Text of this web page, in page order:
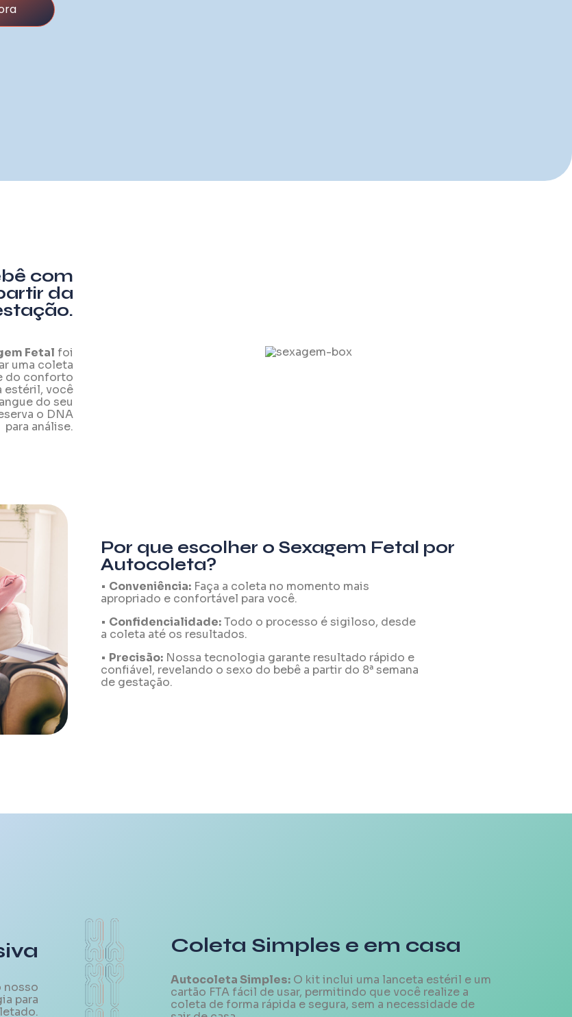
com
da
Fetal foi
uma coleta
do conforto
estéril, você
do seu
o DNA
para análise.
Por que escolher 0 Sexagem Fetal por
Autocoleta?
• Conveniência:Faça a coleta no momento mais
apropriado e confortável para você.
• Confidencialidade:Todo o processo é sigiloso, desde
a coleta até os resultados.
• Precisão:Nossa tecnologia garante resultado rápido e
confiável, revelando o sexo do bebê a partir do 8ª semana
de gestação.
nosso
para
Coleta Simples e em casa
Autocoleta Simples:O kit inclui uma lanceta estéril e um
cartão FTA fácil de usar, permitindo que você realize a
coleta de forma rápida e segura, sem a necessidade de